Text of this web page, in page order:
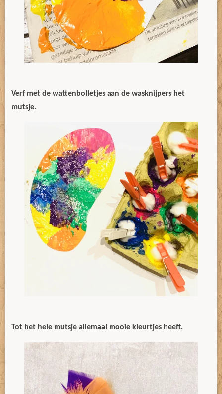
Verf met de wattenbolletjes aan de wasknijpers het
mutsje.
Tot het hele mutsje allemaal mooie kleurtjes heeft.